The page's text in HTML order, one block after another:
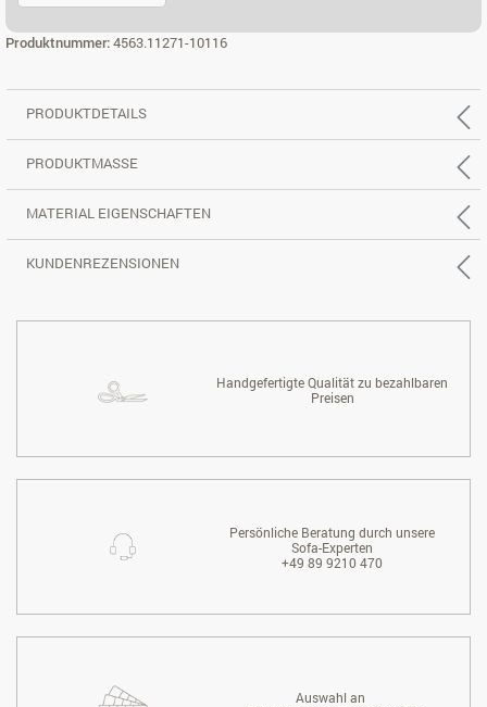
Produktnummer:4563.11271-10116
PRODUKTDETAILS
PRODUKTMASSE
MATERIAL EIGENSCHAFTEN
KUNDENREZENSIONEN
Handgefertigte Qualität zu bezahlbaren
Preisen
Persönliche Beratung durch unsere
Sofa-Experten
+49 89 9210 470
Auswahl an